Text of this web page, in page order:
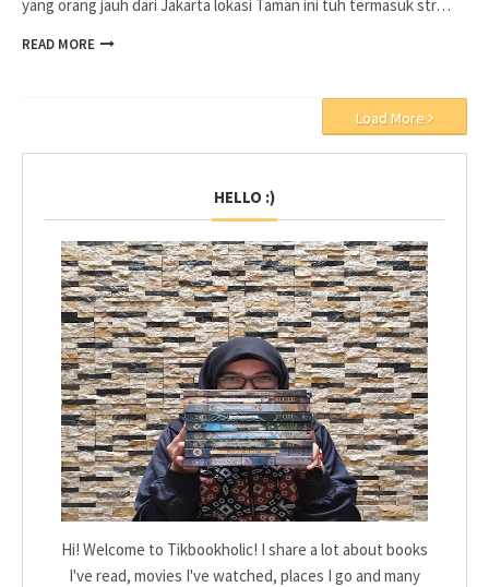
yang orang jauh dari Jakarta lokasi Taman ini tuh termasuk str…
READ MORE
Load More
HELLO :)
Hi! Welcome to Tikbookholic! I share a lot about books
I've read, movies I've watched, places I go and many